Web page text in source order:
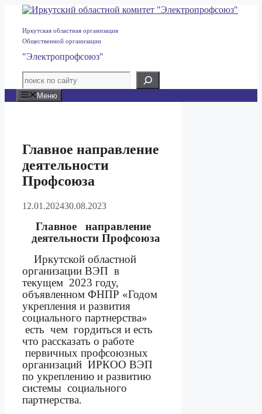
Перейти
содержимому
Иркутская областная организация
Общественной организации
"Электропрофсоюз"
Меню
Главное направление
деятельности
Профсоюза
12.01.202430.08.2023
Главное
направление
деятельности Профсоюза
Иркутской областной
организации ВЭП в
текущем 2023 году,
объявленном ФНПР «Годом
укрепления и развития
социального партнерства»
есть чем гордиться и есть
что рассказать о работе
первичных профсоюзных
организаций ИРКОО ВЭП
по укреплению и развитию
системы социального
партнерства.